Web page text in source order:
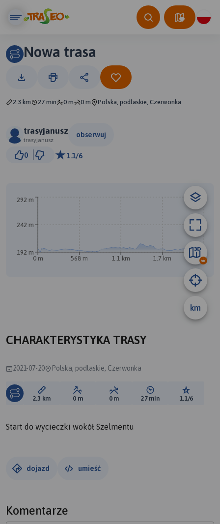
Nowa trasa
2.3 km 27 min 0 m 0 m Polska, podlaskie, Czerwonka
trasyjanusz
trasyjanusz
obserwuj
0 1.1/6
km
0 m 568 m 1.1 km 1.7 km 2.2 km
192 m
242 m
292 m
CHARAKTERYSTYKA TRASY
2021-07-20 Polska, podlaskie, Czerwonka
Długość trasy:
2.3 km Suma przewyższeń:
0 m Suma spadków:
0 m Średni czas potrzebny
27 min Ocena
1.1/6
Start do wycieczki wokół Szelmentu
dojazd umieść
Komentarze